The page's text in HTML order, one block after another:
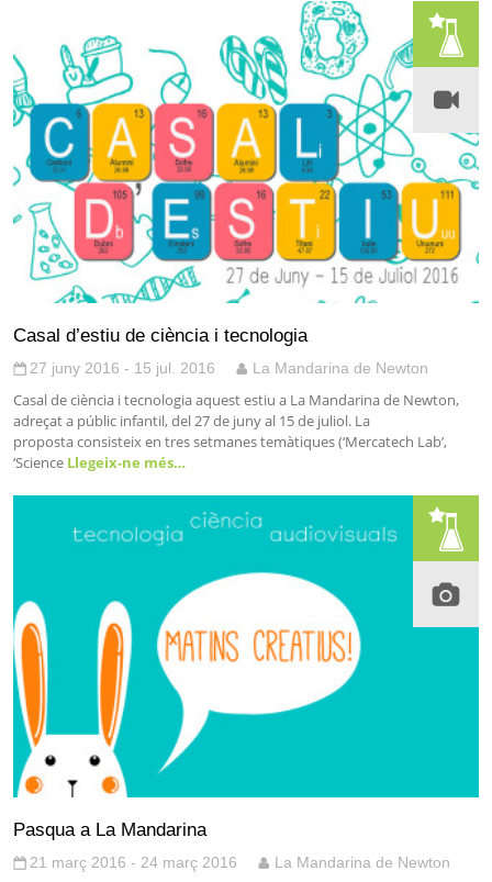
Casal d’estiu de ciència i tecnologia
27 juny 2016 - 15 jul. 2016 La Mandarina de Newton
Casal de ciència i tecnologia aquest estiu a La Mandarina de Newton,
adreçat a públic infantil, del 27 de juny al 15 de juliol. La
proposta consisteix en tres setmanes temàtiques (‘Mercatech Lab’,
‘Science Llegeix-ne més…
Pasqua a La Mandarina
21 març 2016 - 24 març 2016 La Mandarina de Newton